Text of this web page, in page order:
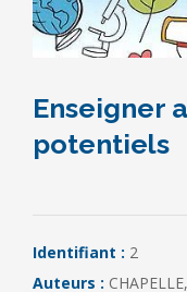
Enseigner
potentiels
Identifiant : 2
Auteurs :